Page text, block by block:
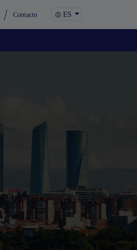
Contacto ES